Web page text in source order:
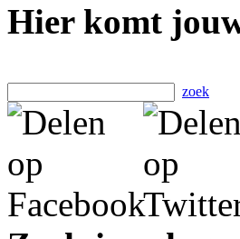
Hier komt
zoek